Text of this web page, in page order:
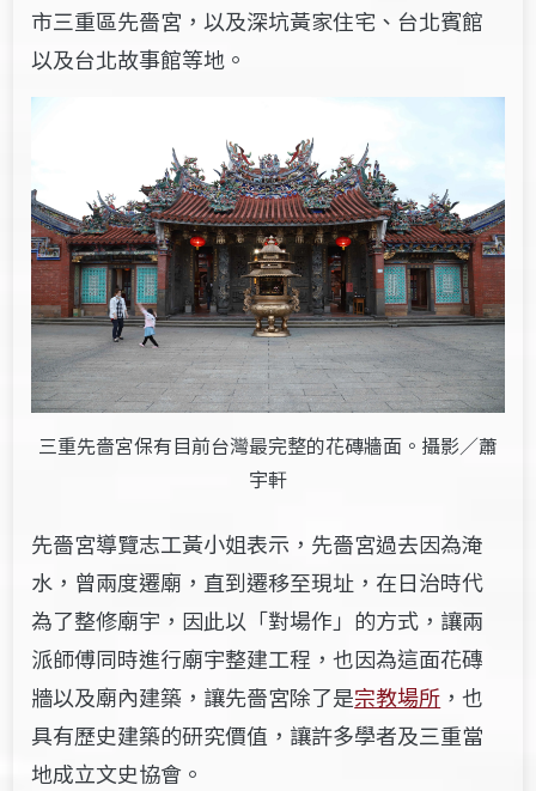
市三重區先嗇宮，以及深坑黃家住宅、台北賓館
以及台北故事館等地。
三重先嗇宮保有目前台灣最完整的花磚牆面。攝影／蕭
宇軒
先嗇宮導覽志工黃小姐表示，先嗇宮過去因為淹
水，曾兩度遷廟，直到遷移至現址，在日治時代
為了整修廟宇，因此以「對場作」的方式，讓兩
派師傅同時進行廟宇整建工程，也因為這面花磚
牆以及廟內建築，讓先嗇宮除了是宗教場所 ，也
具有歷史建築的研究價值，讓許多學者及三重當
地成立文史協會。